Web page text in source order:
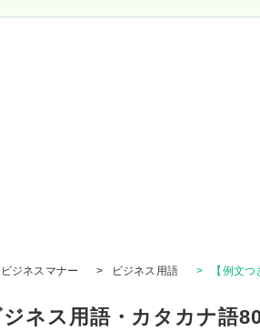
ビジネスマナー > ビジネス用語 > 【例文
ジネス用語・カタカナ語